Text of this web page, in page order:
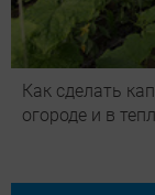
Как сделать
огороде и в